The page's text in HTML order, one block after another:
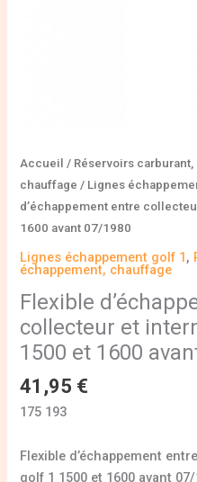
Accueil / Réservoirs carburant,
chauffage / Lignes
d’échappement entre
1600 avant 07/1980
Lignes échappement golf 1,
échappement, chauffage
Flexible
collecteur et
1500 et 1600
41,95 €
175 193
Flexible d’échappement
golf 1 1500 et 1600 avant